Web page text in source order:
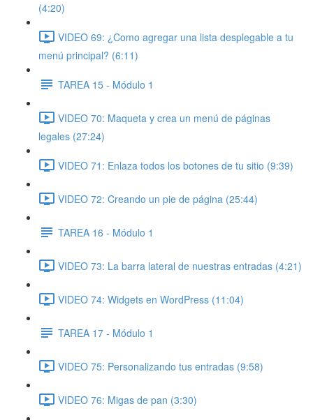
(4:20)
VIDEO 69: ¿Como agregar una lista desplegable a tu
menú principal? (6:11)
TAREA 15 - Módulo 1
VIDEO 70: Maqueta y crea un menú de páginas
legales (27:24)
VIDEO 71: Enlaza todos los botones de tu sitio (9:39)
VIDEO 72: Creando un pie de página (25:44)
TAREA 16 - Módulo 1
VIDEO 73: La barra lateral de nuestras entradas (4:21)
VIDEO 74: Widgets en WordPress (11:04)
TAREA 17 - Módulo 1
VIDEO 75: Personalizando tus entradas (9:58)
VIDEO 76: Migas de pan (3:30)